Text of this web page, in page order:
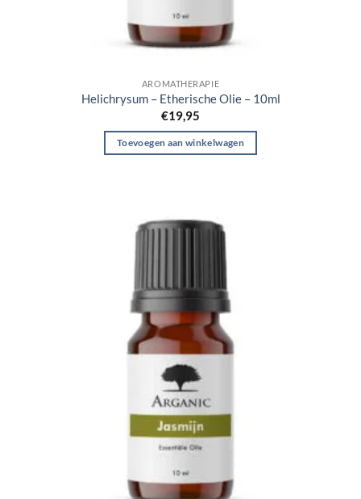
AROMATHERAPIE
Helichrysum – Etherische Olie – 10ml
€19,95
Toevoegen aan winkelwagen